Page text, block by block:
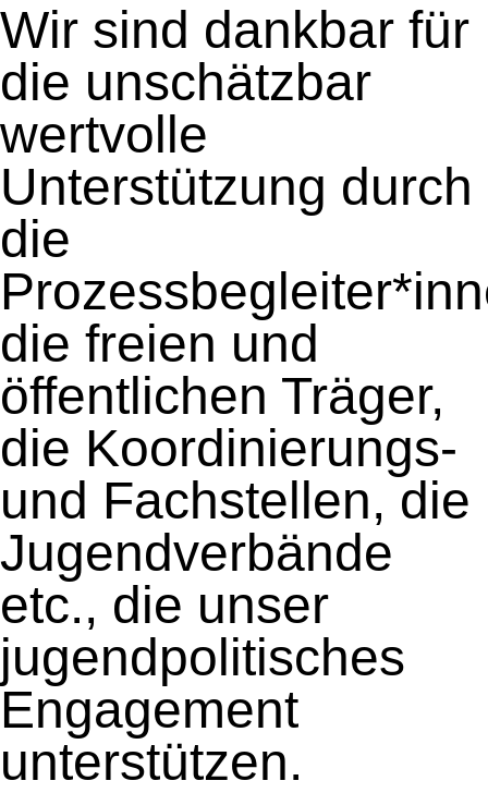
Wir sind dankbar für
die unschätzbar
wertvolle
Unterstützung durch
die
die freien und
öffentlichen Träger,
die Koordinierungs-
und Fachstellen, die
Jugendverbände
etc., die unser
jugendpolitisches
Engagement
unterstützen.